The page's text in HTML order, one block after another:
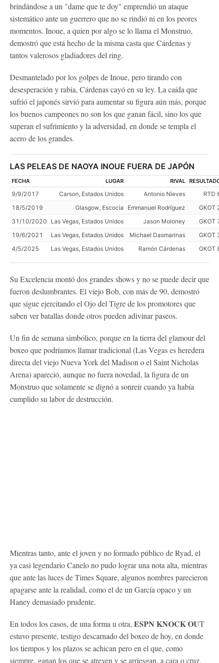
brindándose a un "dame que te doy" emprendió un ataque
sistemático ante un guerrero que no se rindió ni en los peores
momentos. Inoue, a quien por algo se lo llama el Monstruo,
demostró que está hecho de la misma casta que Cárdenas y
tantos valerosos gladiadores del ring.
Desmantelado por los golpes de Inoue, pero tirando con
desesperación y rabia, Cárdenas cayó en su ley. La caída que
sufrió el japonés sirvió para aumentar su figura aún más, porque
los buenos campeones no son los que ganan fácil, sino los que
superan el sufrimiento y la adversidad, en donde se templa el
acero de los grandes.
LAS PELEAS DE NAOYA INOUE FUERA DE JAPÓN
FECHA LUGAR RIVAL
9/9/2017 Carson, Estados Unidos Antonio Nieves
RTD
18/5/2019
Glasgow, Escocia Emmanuel Rodríguez
GKOT
31/10/2020
Las Vegas, Estados Unidos Jason Moloney
GKOT
19/6/2021
Las Vegas, Estados Unidos Michael Dasmarinas
GKOT
4/5/2025
Las Vegas, Estados Unidos Ramón Cárdenas GKOT
Su Excelencia montó dos grandes shows y no se puede decir que
fueron deslumbrantes. El viejo Bob, con más de 90, demostró
que sigue ejercitando el Ojo del Tigre de los promotores que
saben ver batallas donde otros pueden adivinar paseos.
Un fin de semana simbólico, porque en la tierra del glamour del
boxeo que podríamos llamar tradicional (Las Vegas es heredera
directa del viejo Nueva York del Madison o el Saint Nicholas
Arena) apareció, aunque no fuera novedad, la figura de un
Monstruo que solamente se dignó a sonreír cuando ya había
cumplido su labor de destrucción.
Mientras tanto, ante el joven y no formado público de Ryad, el
ya casi legendario Canelo no pudo lograr una nota alta, mientras
que ante las luces de Times Square, algunos nombres parecieron
apagarse ante la realidad, como el de un García opaco y un
Haney demasiado prudente.
En todos los casos, de una forma u otra, ESPN KNOCK OUT
estuvo presente, testigo descarnado del boxeo de hoy, en donde
los tiempos y los plazos se achican pero en el que, como
siempre, ganan los que se atreven y se arriesgan, a cara o cruz,